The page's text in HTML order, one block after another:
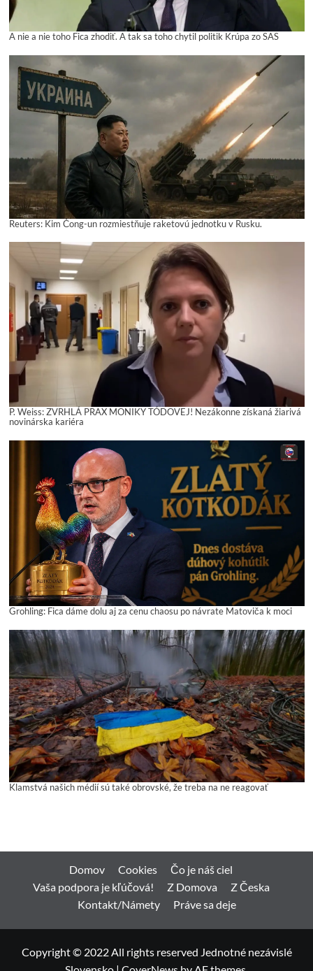
A nie a nie toho Fica zhodiť. A tak sa toho chytil politik Krúpa zo SAS
Reuters: Kim Čong-un rozmiestňuje raketovú jednotku v Rusku.
P. Weiss: ZVRHLÁ PRAX MONIKY TÓDOVEJ! Nezákonne získaná žiarivá
novinárska kariéra
Grohling: Fica dáme dolu aj za cenu chaosu po návrate Matoviča k moci
Klamstvá našich médií sú také obrovské, že treba na ne reagovať
Domov Cookies
Čo je náš ciel
Vaša podpora je kľúčová!
Z Domova
Z Česka
Kontakt/Námety
Práve sa deje
Copyright © 2022 All rights reserved Jednotné nezávislé